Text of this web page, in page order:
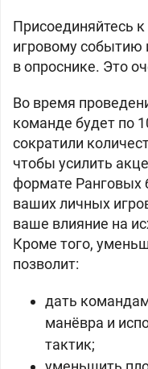
Присоединяйтесь
игровому событию
в опроснике. Это
Во время
команде будет по
сократили
чтобы усилить
формате Ранговых
ваших личных
ваше влияние на
Кроме того,
позволит:
дать
манёвра и
тактик;